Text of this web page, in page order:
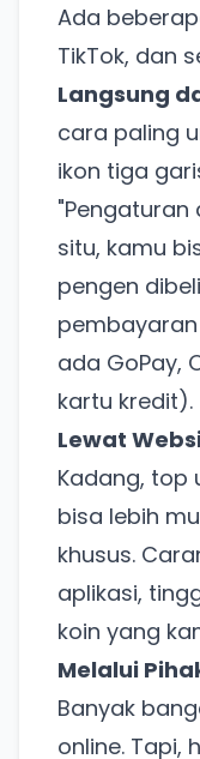
Ada
TikTok, dan
Langsung
cara paling
ikon tiga
"Pengaturan
situ, kamu
pengen
ada GoPay,
kartu kredit).
Lewat
Kadang, top
bisa lebih
khusus.
aplikasi,
koin yang
Melalui
Banyak
online. Tapi,